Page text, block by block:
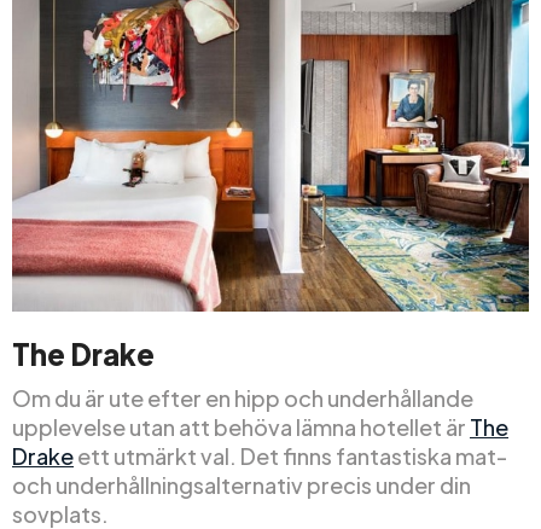
The Drake
Om du är ute efter en hipp och underhållande
upplevelse utan att behöva lämna hotellet är The
Drakeett utmärkt val. Det finns fantastiska mat-
och underhållningsalternativ precis under din
sovplats.